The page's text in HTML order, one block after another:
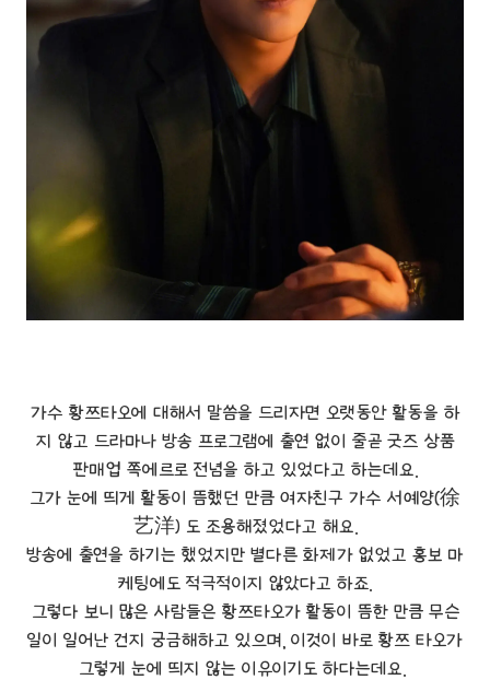
가수 황쯔타오에 대해서 말씀을 드리자면 오랫동안 활동을 하
지 않고 드라마나 방송 프로그램에 출연 없이 줄곧 굿즈 상품
판매업 쪽에르로 전념을 하고 있었다고 하는데요.
그가 눈에 띄게 활동이 뜸했던 만큼 여자친구 가수 서예양(徐
艺洋) 도 조용해졌었다고 해요.
방송에 출연을 하기는 했었지만 별다른 화제가 없었고 홍보 마
케팅에도 적극적이지 않았다고 하죠.
그렇다 보니 많은 사람들은 황쯔타오가 활동이 뜸한 만큼 무슨
일이 일어난 건지 궁금해하고 있으며, 이것이 바로 황쯔 타오가
그렇게 눈에 띄지 않는 이유이기도 하다는데요.